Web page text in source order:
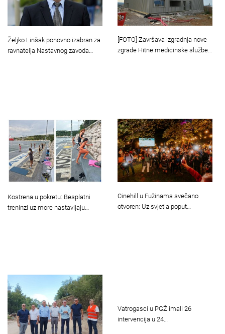
Željko Linšak ponovno izabran za
ravnatelja Nastavnog zavoda…
[FOTO] Završava izgradnja nove
zgrade Hitne medicinske službe…
Kostrena u pokretu: Besplatni
treninzi uz more nastavljaju…
Cinehill u Fužinama svečano
otvoren: Uz svjetla poput…
Vatrogasci u PGŽ imali 26
intervencija u 24…